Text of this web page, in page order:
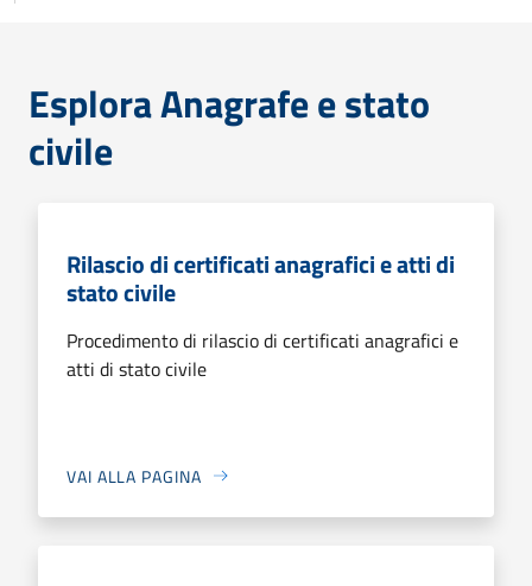
Esplora Anagrafe e stato
civile
Rilascio di certificati anagrafici e atti di
stato civile
Procedimento di rilascio di certificati anagrafici e
atti di stato civile
VAI ALLA PAGINA